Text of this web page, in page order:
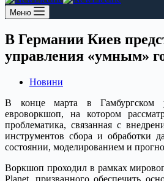
Меню
В Германии Киев
управления «умным»
Новини
В конце марта в Гамбургском
евроворкшоп, на котором
проблематика, связанная с
инструментов сбора и обработки
состоянии, моделированием и
Воркшоп проходил в рамках
Planet, призванного обеспечить